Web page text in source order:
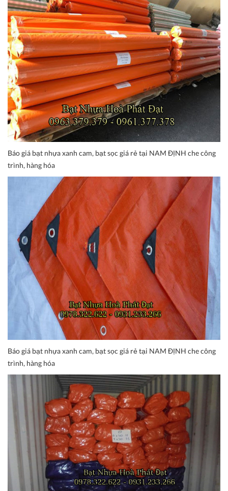
Báo giá bạt nhựa xanh cam, bạt sọc giá rẻ tại NAM ĐỊNH che công
trình, hàng hóa
Báo giá bạt nhựa xanh cam, bạt sọc giá rẻ tại NAM ĐỊNH che công
trình, hàng hóa